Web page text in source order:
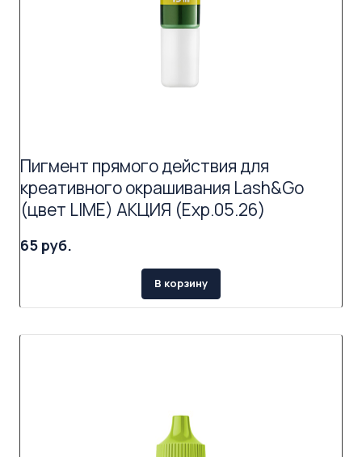
Пигмент прямого действия для
креативного окрашивания Lash&Go
(цвет LIME) АКЦИЯ (Exp.05.26)
65 руб.
В корзину